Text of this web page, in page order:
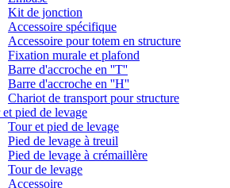
Kit de jonction
Accessoire spécifique
Accessoire pour totem en structure
Fixation murale et plafond
Barre d'accroche en ''T''
Barre d'accroche en ''H''
Chariot de transport pour structure
pied de levage
Tour et pied de levage
Pied de levage à treuil
Pied de levage à crémaillère
Tour de levage
Accessoire